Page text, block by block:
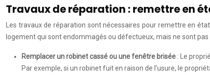
Travaux de réparation : remettre en
Les travaux de réparation sont nécessaires pour remettre en
logement qui sont endommagés ou défectueux, mais ne sont pas
Remplacer un robinet cassé ou une fenêtre brisée : Le
Par exemple, si un robinet fuit en raison de l’usure, le